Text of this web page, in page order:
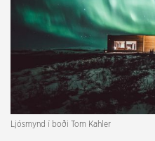
Ljósmynd í boði Tom Kahler